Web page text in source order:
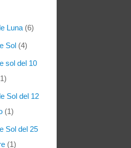
Luna (6)
Sol (4)
sol del 10
Sol del 12
(1)
Sol del 25
(1)